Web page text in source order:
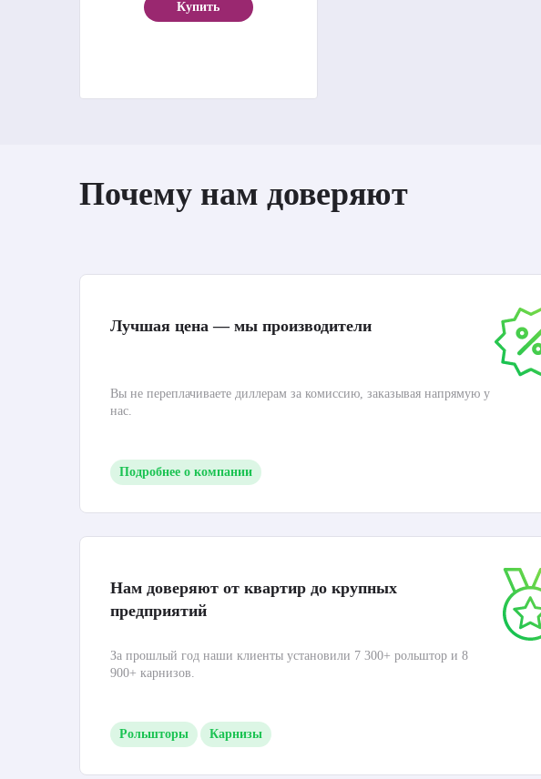
Купить
Почему нам доверяют
Лучшая цена — мы производители
Вы не переплачиваете диллерам за комиссию, заказывая напрямую у
нас.
Подробнее о компании
Нам доверяют от квартир до крупных
предприятий
За прошлый год наши клиенты установили 7 300+ рольштор и 8
900+ карнизов.
Рольшторы Карнизы